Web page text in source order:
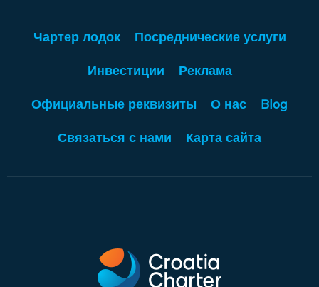
Чартер лодок Посреднические услуги
Инвестиции Реклама
Официальные реквизиты О нас Blog
Связаться с нами Карта сайта